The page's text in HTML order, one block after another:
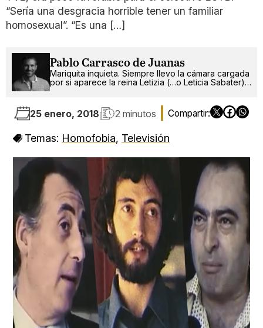
“Sería una desgracia horrible tener un familiar
homosexual”. “Es una […]
Pablo Carrasco de Juanas
Mariquita inquieta. Siempre llevo la cámara cargada
por si aparece la reina Letizia (…o Leticia Sabater).
25 enero, 2018 2 minutos
Temas: Homofobia, Televisión